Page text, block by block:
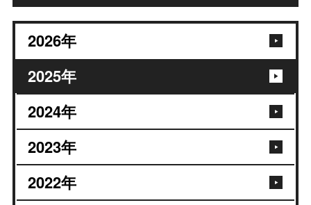
2026年
2025年
2024年
2023年
2022年